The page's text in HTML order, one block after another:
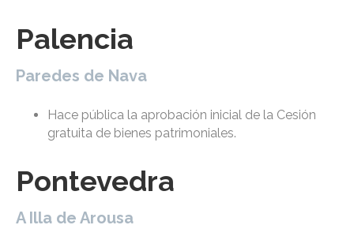
Palencia
Paredes de Nava
Hace pública la aprobación inicial de la Cesión
gratuita de bienes patrimoniales.
Pontevedra
A Illa de Arousa